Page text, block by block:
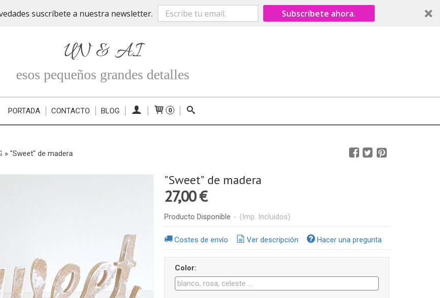
suscríbete a nuestra newsletter. Subscríbete ahora.
UN & AI
esos pequeños grandes detalles
PORTADA CONTACTO BLOG 0
» "Sweet" de madera
"Sweet" de madera
27,00 €
Producto Disponible - (Imp. Incluidos)
Costes de envío Ver descripción Hacer una pregunta
Color: